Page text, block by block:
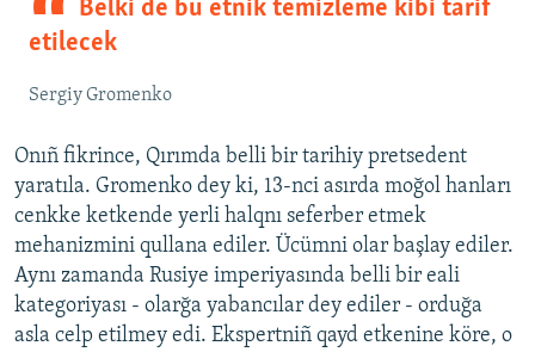
Belki de bu etnik temizleme kibi tarif
etilecek
Sergiy Gromenko
Onıñ fikrince, Qırımda belli bir tarihiy pretsedent
yaratıla. Gromenko dey ki, 13-nci asırda moğol hanları
cenkke ketkende yerli halqnı seferber etmek
mehanizmini qullana ediler. Ücümni olar başlay ediler.
Aynı zamanda Rusiye imperiyasında belli bir eali
kategoriyası - olarğa yabancılar dey ediler - orduğa
asla celp etilmey edi. Ekspertniñ qayd etkenine köre, o